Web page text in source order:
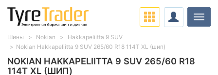
NOKIAN HAKKAPELIITTA 9 SUV 265/60 R18
114T XL (ШИП)
Шины Nokian
Hakkapeliitta 9 SUV
Nokian Hakkapeliitta 9 SUV 265/60 R18 114T XL (шип)